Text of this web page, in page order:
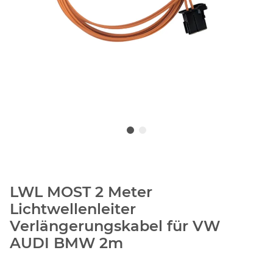
LWL MOST 2 Meter
Lichtwellenleiter
Verlängerungskabel für VW
AUDI BMW 2m